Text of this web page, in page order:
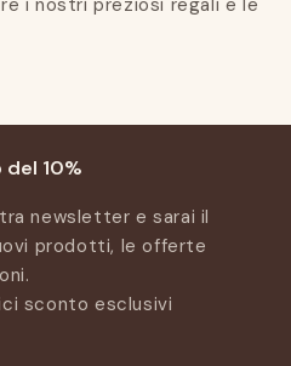
i nostri preziosi regali e le
10%
newsletter e sarai il
prodotti, le offerte
sconto esclusivi